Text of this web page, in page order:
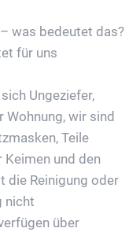
was bedeutet das?
für uns
Ungeziefer,
Wohnung, wir sind
Teile
Keimen und den
die Reinigung oder
nicht
über